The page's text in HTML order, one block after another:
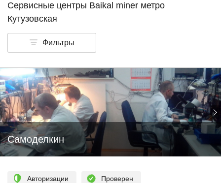
Сервисные центры Baikal miner метро
Кутузовская
Фильтры
Самоделкин
Авторизации Проверен